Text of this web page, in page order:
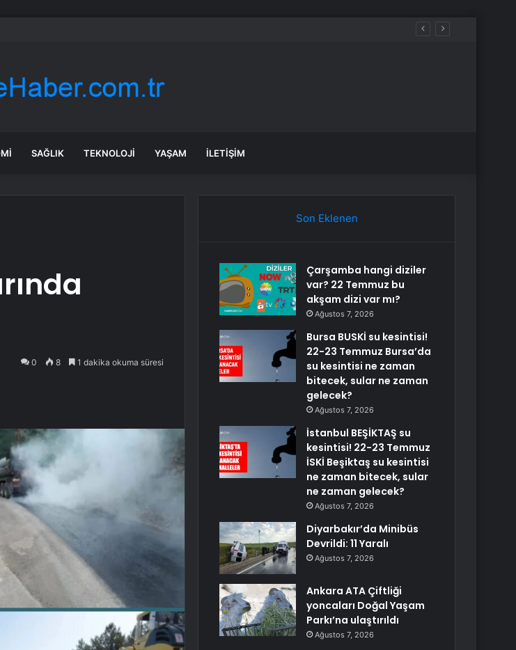
Bursa’da su kesintisi ne zaman bitecek, sular ne zaman gelecek?
SAĞLIK TEKNOLOJI YAŞAM İLETIŞIM
0 8 1 dakika okuma süresi
Son Eklenen
Çarşamba hangi diziler
var? 22 Temmuz bu
akşam dizi var mı?
Ağustos 7, 2026
Bursa BUSKİ su kesintisi!
22-23 Temmuz Bursa’da
su kesintisi ne zaman
bitecek, sular ne zaman
gelecek?
Ağustos 7, 2026
İstanbul BEŞİKTAŞ su
kesintisi! 22-23 Temmuz
İSKİ Beşiktaş su kesintisi
ne zaman bitecek, sular
ne zaman gelecek?
Ağustos 7, 2026
Diyarbakır’da Minibüs
Devrildi: 11 Yaralı
Ağustos 7, 2026
Ankara ATA Çiftliği
yoncaları Doğal Yaşam
Parkı’na ulaştırıldı
Ağustos 7, 2026